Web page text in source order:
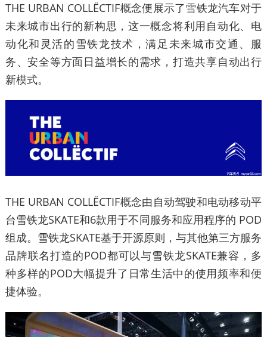
THE URBAN COLLËCTIF概念便展示了雪铁龙汽车对于
未来城市出行的新构思，这一概念将利用自动化、电
动化和灵活的雪铁龙技术，满足未来城市交通、服
务、安全等方面日益增长的需求，打造共享自动出行
新模式。
THE URBAN COLLËCTIF概念由自动驾驶和电动移动平
台雪铁龙SKATE和6款用于不同服务和应用程序的 POD
组成。雪铁龙SKATE基于开源原则，与其他第三方服务
品牌联名打造的POD都可以与雪铁龙SKATE兼容，多
种多样的POD大幅提升了日常生活中的使用频率和便
捷体验。